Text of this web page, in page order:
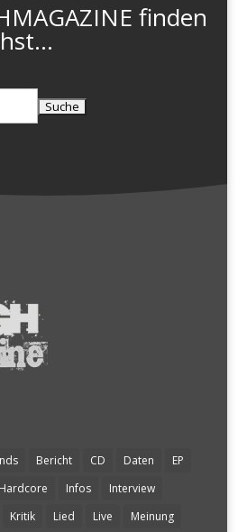
finden
Bericht CD Daten
EP
Hardcore Infos
Interview
Kritik Lied Live Meinung